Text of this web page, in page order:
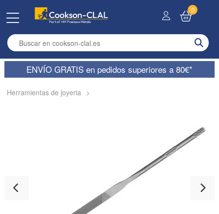
Enter search term
0
ENVÍO GRATIS en pedidos superiores a 80€*
Herramientas de joyeria >